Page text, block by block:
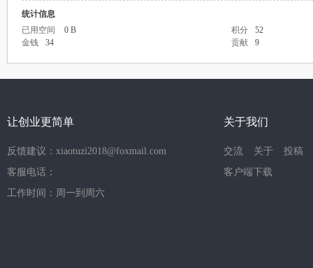
统计信息
已用空间
0 B 积分
52
金钱
34 贡献 9
让创业更简单
反馈建议：xiaotuzi2018@foxmail.com
客服电话：
工作时间：周一到周六
关于我们
交流 关于
投稿
客户端下载